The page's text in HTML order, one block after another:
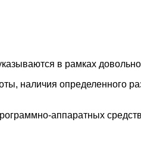
в рамках
наличия определенного
аппаратных